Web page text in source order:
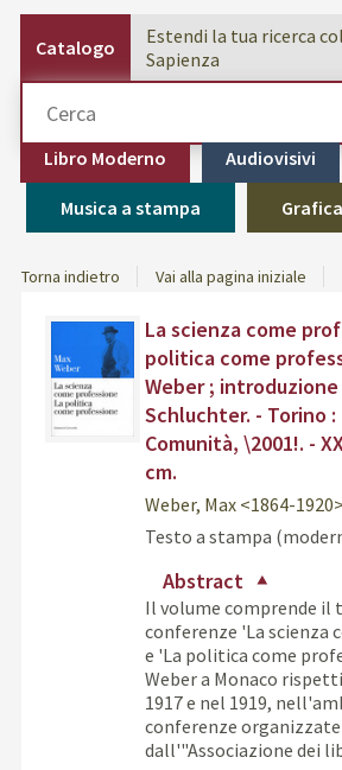
Catalogo
Estendi la tua ricerca
Sapienza
Libro Moderno Audiovisivi
Musica a stampa Grafica
Torna indietro Vai alla pagina iniziale
documento
La scienza come
politica come
Weber ;
Schluchter. - Torino :
Comunità, \2001!. -
cm.
Weber, Max <1864-1920>
Testo a stampa
Abstract
Il volume comprende il
conferenze 'La scienza
e 'La politica come
Weber a Monaco
1917 e nel 1919,
conferenze organizzate
dall'"Associazione dei